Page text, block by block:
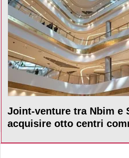
Joint-venture tra Nbim e
acquisire otto centri